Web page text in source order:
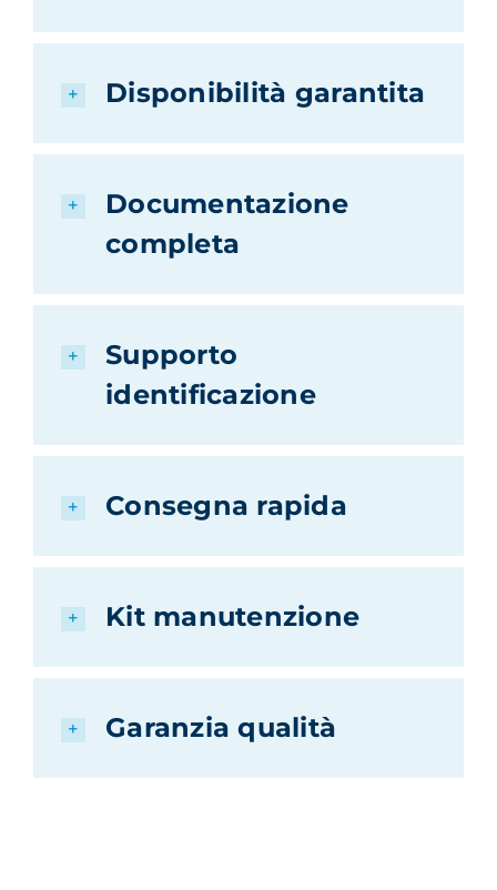
Disponibilità garantita
Documentazione
completa
Supporto
identificazione
Consegna rapida
Kit manutenzione
Garanzia qualità